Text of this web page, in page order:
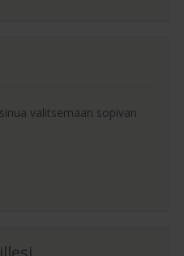
valitsemaan sopivan